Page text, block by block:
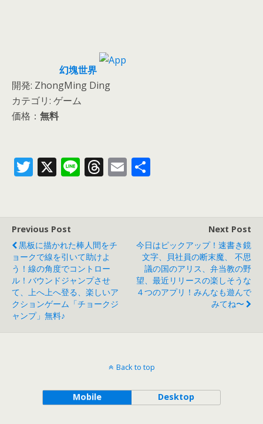
幻塊世界
開発: ZhongMing Ding
カテゴリ: ゲーム
価格： 無料
T
er
X Li T
d
s
E
Previous Post
黒板に描かれた棒人間をチ
ョークで線を引いて助けよ
う！線の角度でコントロー
ル！バウンドジャンプさせ
て、上へ上へ登る、楽しいア
クションゲーム「チョークジ
ャンプ」無料♪
Next Post
今日はピックアップ！速書き鏡
文字、貝社員の断末魔、 不思
議の国のアリス、弁当教の野
望、最近リリースの楽しそうな
４つのアプリ！みんなも遊んで
みてね〜
Back to top
Mobile Desktop